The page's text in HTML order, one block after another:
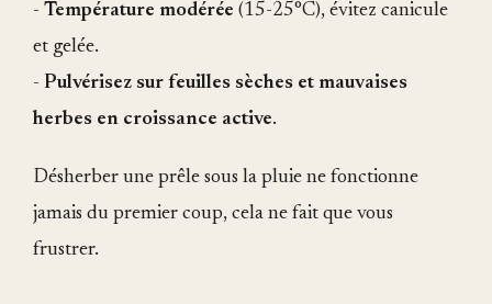
- Température modérée (15-25°C), évitez canicule
et gelée.
- Pulvérisez sur feuilles sèches et mauvaises
herbes en croissance active.
Désherber une prêle sous la pluie ne fonctionne
jamais du premier coup, cela ne fait que vous
frustrer.